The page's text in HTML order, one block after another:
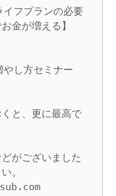
フプランの必要
金が増える】
し方セミナー
と、更に最高で
がございました
。